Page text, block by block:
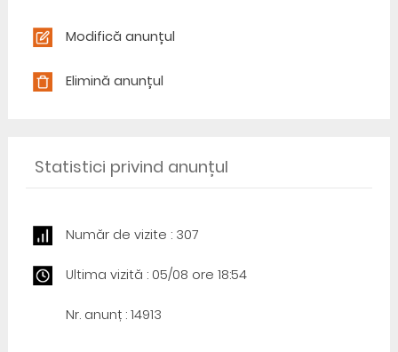
Modifică anunțul
Elimină anunțul
Statistici privind anunțul
Număr de vizite : 307
Ultima vizită : 05/08 ore 18:54
Nr. anunț : 14913